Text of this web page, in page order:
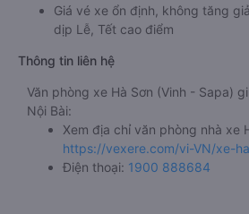
Giá vé xe ổn định, không tăng
dịp Lễ, Tết cao điểm
Thông tin liên hệ
Văn phòng xe Hà Sơn (Vinh - Sapa)
Nội Bài:
Xem địa chỉ văn phòng nhà xe
https://vexere.com/vi-VN/xe-
Điện thoại: 1900 888684